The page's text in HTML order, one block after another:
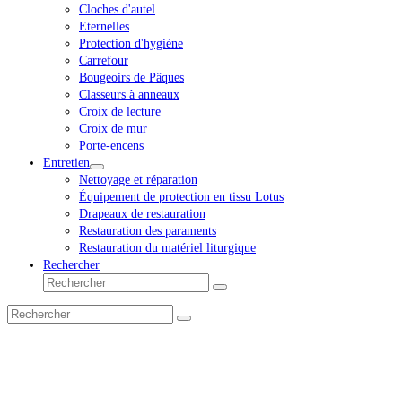
Cloches d'autel
Eternelles
Protection d'hygiène
Carrefour
Bougeoirs de Pâques
Classeurs à anneaux
Croix de lecture
Croix de mur
Porte-encens
Entretien
Nettoyage et réparation
Équipement de protection en tissu Lotus
Drapeaux de restauration
Restauration des paraments
Restauration du matériel liturgique
Rechercher
Rechercher
Envoyer
Rechercher
Envoyer